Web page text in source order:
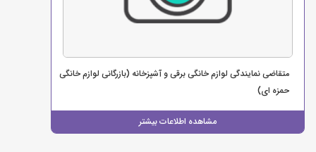
مشاهده اطلاعات بیشتر
متقاضی نمایندگی لوازم خانگی برقی و آشپزخانه (بازرگانی لوازم خانگی
حمزه ای)